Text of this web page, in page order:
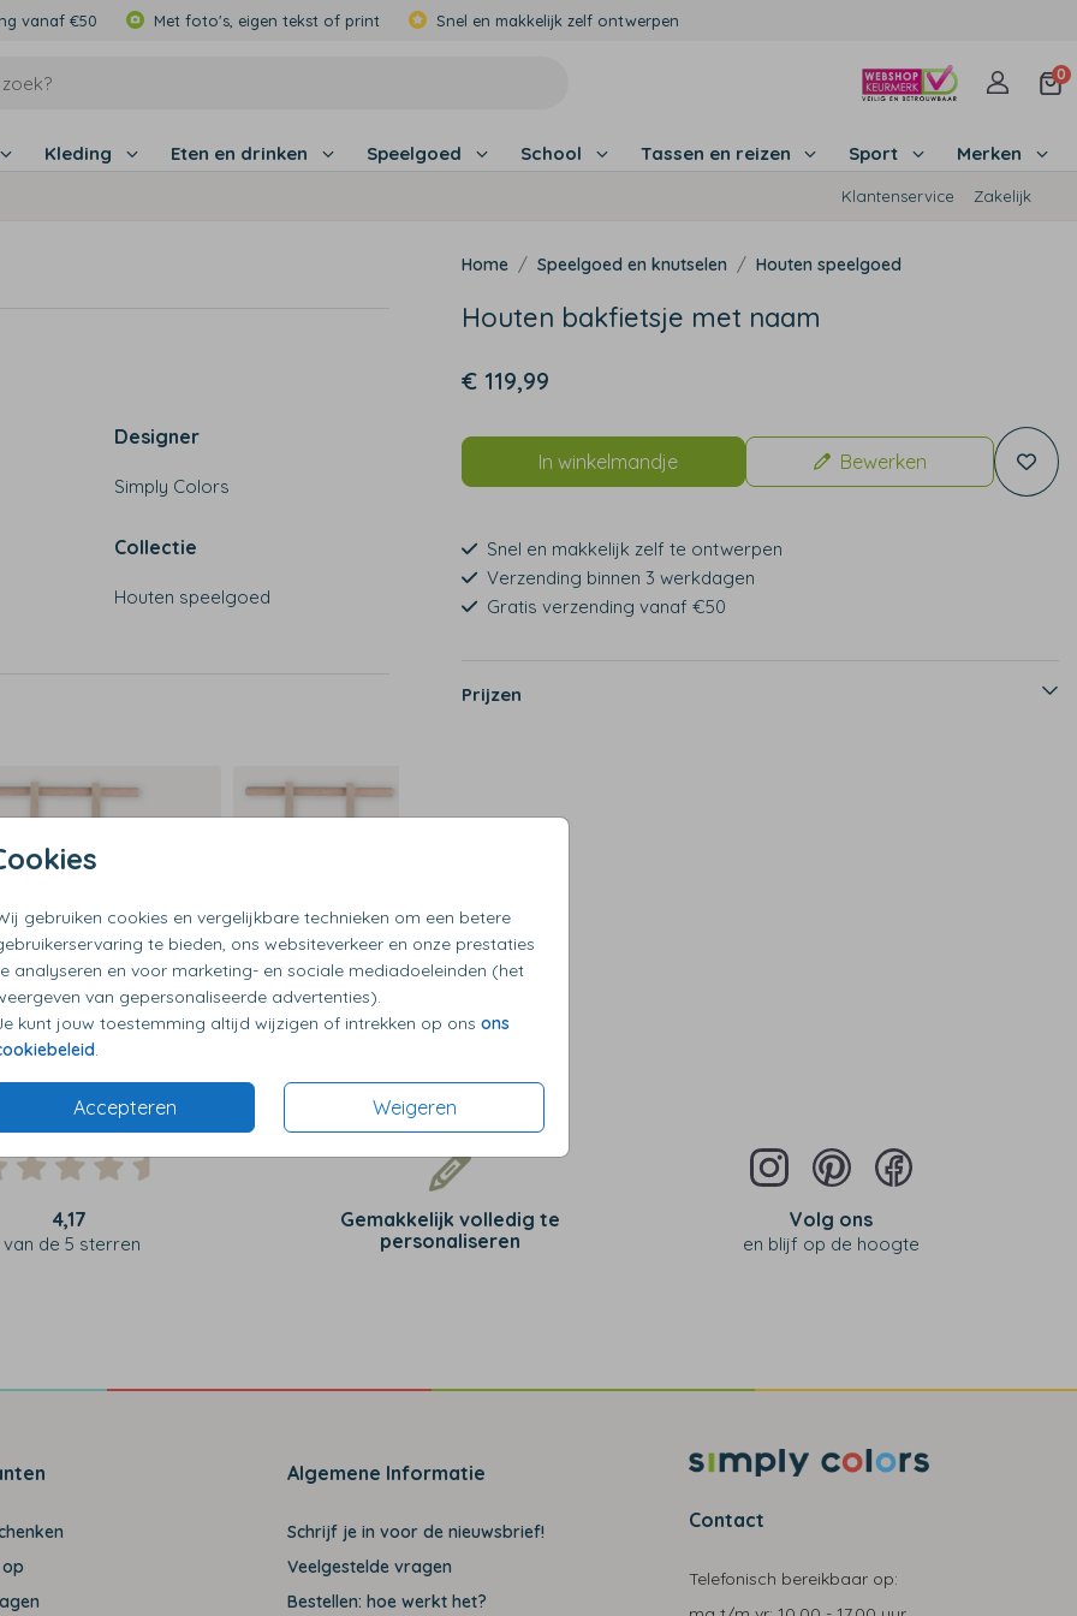
vanaf €50 Met foto's, eigen tekst of print Snel en makkelijk zelf ontwerpen
0
Kleding Eten en drinken Speelgoed School Tassen en reizen Sport Merken
Klantenservice Zakelijk
gebruiken cookies en vergelijkbare technieken om een betere
te bieden, ons websiteverkeer en onze prestaties
analyseren en voor marketing- en sociale mediadoeleinden (het
van gepersonaliseerde advertenties).
kunt jouw toestemming altijd wijzigen of intrekken op ons ons
Accepteren Weigeren
Designer
Simply Colors
Collectie
Houten speelgoed
Speelgoed en knutselen Houten speelgoed
Houten bakfietsje met naam
€ 119,99
In winkelmandje Bewerken
Snel en makkelijk zelf te ontwerpen
Verzending binnen 3 werkdagen
Gratis verzending vanaf €50
Prijzen
4,17
van de 5 sterren
Gemakkelijk volledig te
personaliseren
Volg ons
en blijf op de hoogte
Algemene Informatie
Schrijf je in voor de nieuwsbrief!
Veelgestelde vragen
Bestellen: hoe werkt het?
Contact
Telefonisch bereikbaar op: